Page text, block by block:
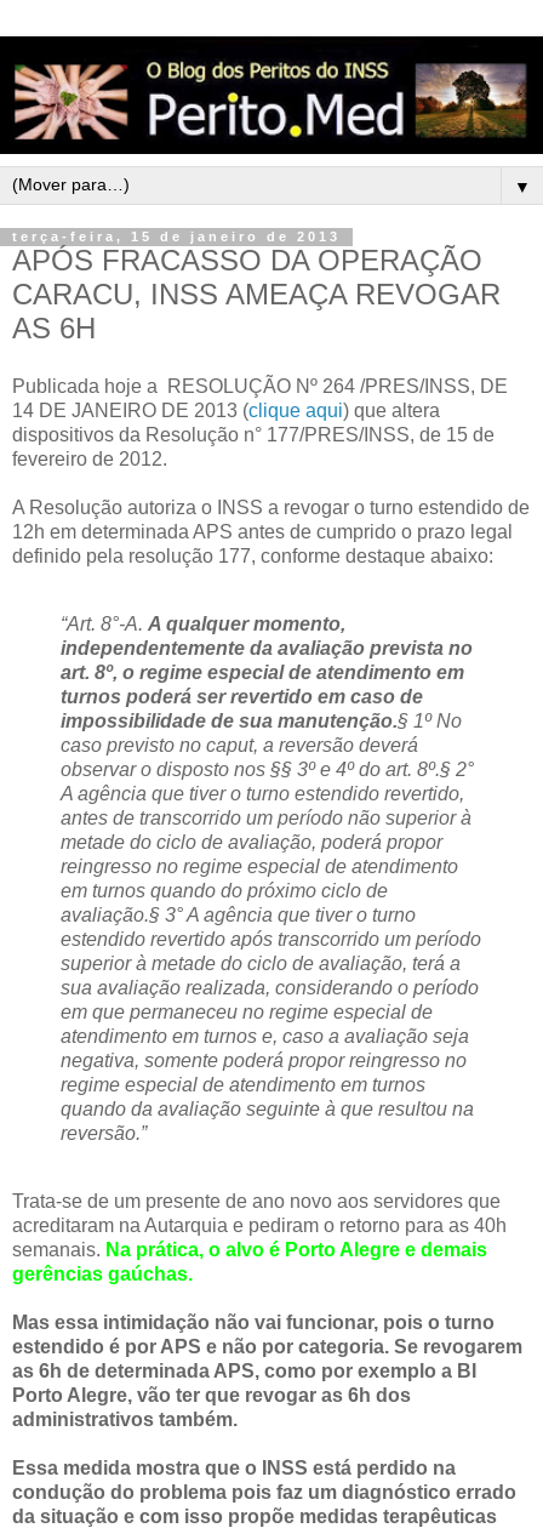
▼
terça-feira, 15 de janeiro de 2013
APÓS FRACASSO DA OPERAÇÃO
CARACU, INSS AMEAÇA REVOGAR
AS 6H
Publicada hoje a RESOLUÇÃO Nº 264 /PRES/INSS, DE
14 DE JANEIRO DE 2013 (clique aqui) que altera
dispositivos da Resolução n° 177/PRES/INSS, de 15 de
fevereiro de 2012.
A Resolução autoriza o INSS a revogar o turno estendido de
12h em determinada APS antes de cumprido o prazo legal
definido pela resolução 177, conforme destaque abaixo:
“Art. 8°-A. A qualquer momento,
independentemente da avaliação prevista no
art. 8º, o regime especial de atendimento em
turnos poderá ser revertido em caso de
impossibilidade de sua manutenção.§ 1º No
caso previsto no caput, a reversão deverá
observar o disposto nos §§ 3º e 4º do art. 8º.§ 2°
A agência que tiver o turno estendido revertido,
antes de transcorrido um período não superior à
metade do ciclo de avaliação, poderá propor
reingresso no regime especial de atendimento
em turnos quando do próximo ciclo de
avaliação.§ 3° A agência que tiver o turno
estendido revertido após transcorrido um período
superior à metade do ciclo de avaliação, terá a
sua avaliação realizada, considerando o período
em que permaneceu no regime especial de
atendimento em turnos e, caso a avaliação seja
negativa, somente poderá propor reingresso no
regime especial de atendimento em turnos
quando da avaliação seguinte à que resultou na
reversão.”
Trata-se de um presente de ano novo aos servidores que
acreditaram na Autarquia e pediram o retorno para as 40h
semanais. Na prática, o alvo é Porto Alegre e demais
gerências gaúchas.
Mas essa intimidação não vai funcionar, pois o turno
estendido é por APS e não por categoria. Se revogarem
as 6h de determinada APS, como por exemplo a BI
Porto Alegre, vão ter que revogar as 6h dos
administrativos também.
Essa medida mostra que o INSS está perdido na
condução do problema pois faz um diagnóstico errado
da situação e com isso propõe medidas terapêuticas